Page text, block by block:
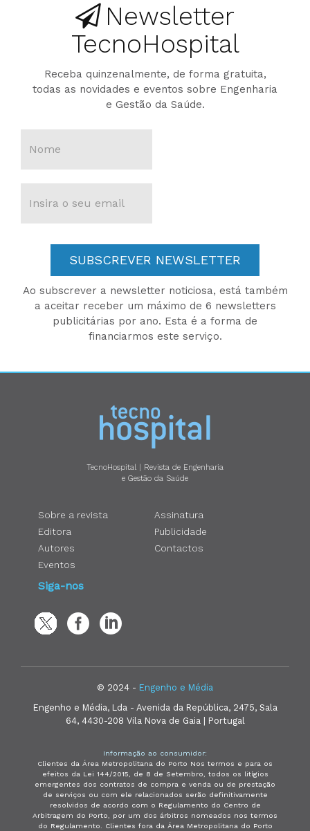
Newsletter
TecnoHospital
Receba quinzenalmente, de forma gratuita,
todas as novidades e eventos sobre Engenharia
e Gestão da Saúde.
SUBSCREVER NEWSLETTER
Ao subscrever a newsletter noticiosa, está também
a aceitar receber um máximo de 6 newsletters
publicitárias por ano. Esta é a forma de
financiarmos este serviço.
TecnoHospital | Revista de Engenharia
e Gestão da Saúde
Sobre a revista
Editora
Autores
Eventos
Assinatura
Publicidade
Contactos
Siga-nos
© 2024 - Engenho e Média
Engenho e Média, Lda - Avenida da República, 2475, Sala
64, 4430-208 Vila Nova de Gaia | Portugal
Informação ao consumidor:
Clientes da Área Metropolitana do Porto Nos termos e para os
efeitos da Lei 144/2015, de 8 de Setembro, todos os litígios
emergentes dos contratos de compra e venda ou de prestação
de serviços ou com ele relacionados serão definitivamente
resolvidos de acordo com o Regulamento do Centro de
Arbitragem do Porto, por um dos árbitros nomeados nos termos
do Regulamento. Clientes fora da Área Metropolitana do Porto